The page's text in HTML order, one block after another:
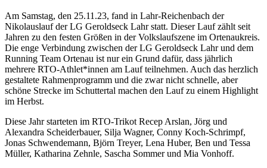
Am Samstag, den 25.11.23, fand in Lahr-Reichenbach der
Nikolauslauf der LG Geroldseck Lahr statt. Dieser Lauf zählt seit
Jahren zu den festen Größen in der Volkslaufszene im Ortenaukreis.
Die enge Verbindung zwischen der LG Geroldseck Lahr und dem
Running Team Ortenau ist nur ein Grund dafür, dass jährlich
mehrere RTO-Athlet*innen am Lauf teilnehmen. Auch das herzlich
gestaltete Rahmenprogramm und die zwar nicht schnelle, aber
schöne Strecke im Schuttertal machen den Lauf zu einem Highlight
im Herbst.
Diese Jahr starteten im RTO-Trikot Recep Arslan, Jörg und
Alexandra Scheiderbauer, Silja Wagner, Conny Koch-Schrimpf,
Jonas Schwendemann, Björn Treyer, Lena Huber, Ben und Tessa
Müller, Katharina Zehnle, Sascha Sommer und Mia Vonhoff.